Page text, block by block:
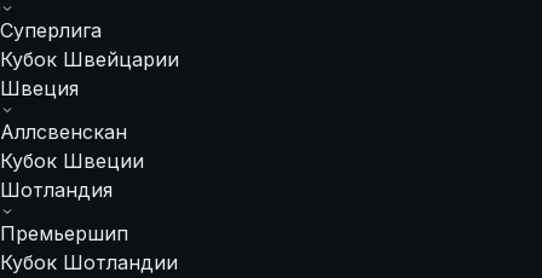
Суперлига
Кубок Швейцарии
Швеция
Аллсвенскан
Кубок Швеции
Шотландия
Премьершип
Кубок Шотландии